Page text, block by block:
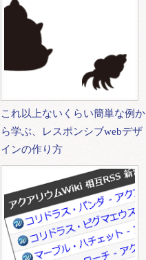
これ以上ないくらい簡単な例か
ら学ぶ、レスポンシブwebデザ
インの作り方